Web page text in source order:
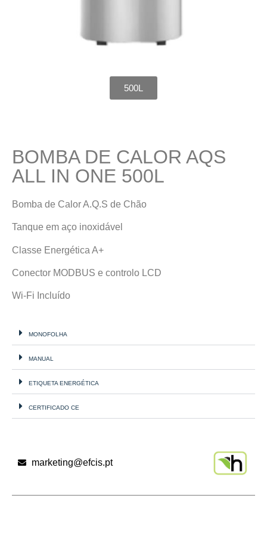
500L
BOMBA DE CALOR AQS
ALL IN ONE 500L
Bomba de Calor A.Q.S de Chão
Tanque em aço inoxidável
Classe Energética A+
Conector MODBUS e controlo LCD
Wi-Fi Incluído
MONOFOLHA
MANUAL
ETIQUETA ENERGÉTICA
CERTIFICADO CE
marketing@efcis.pt